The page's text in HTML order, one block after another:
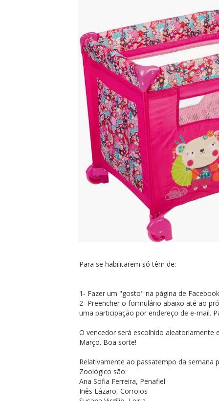
Para se habilitarem só têm de:
1- Fazer um "gosto" na página de
2- Preencher o formulário abaixo até ao
uma participação por endereço de e-mail.
O vencedor será escolhido aleatoriamente
Março. Boa sorte!
Relativamente ao passatempo da semana
Zoológico são:
Ana Sofia Ferreira, Penafiel
Inês Lázaro, Corroios